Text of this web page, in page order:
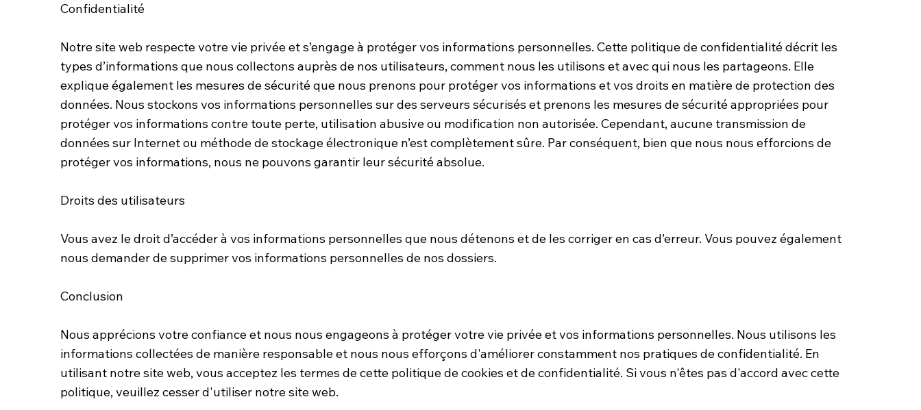
Confidentialité
Notre site web respecte votre vie privée et s’engage à protéger vos informations personnelles. Cette politique de confidentialité décrit les
types d’informations que nous collectons auprès de nos utilisateurs, comment nous les utilisons et avec qui nous les partageons. Elle
explique également les mesures de sécurité que nous prenons pour protéger vos informations et vos droits en matière de protection des
données. Nous stockons vos informations personnelles sur des serveurs sécurisés et prenons les mesures de sécurité appropriées pour
protéger vos informations contre toute perte, utilisation abusive ou modification non autorisée. Cependant, aucune transmission de
données sur Internet ou méthode de stockage électronique n’est complètement sûre. Par conséquent, bien que nous nous efforcions de
protéger vos informations, nous ne pouvons garantir leur sécurité absolue.
Droits des utilisateurs
Vous avez le droit d’accéder à vos informations personnelles que nous détenons et de les corriger en cas d’erreur. Vous pouvez également
nous demander de supprimer vos informations personnelles de nos dossiers.
Conclusion
Nous apprécions votre confiance et nous nous engageons à protéger votre vie privée et vos informations personnelles. Nous utilisons les
informations collectées de manière responsable et nous nous efforçons d'améliorer constamment nos pratiques de confidentialité. En
utilisant notre site web, vous acceptez les termes de cette politique de cookies et de confidentialité. Si vous n'êtes pas d'accord avec cette
politique, veuillez cesser d'utiliser notre site web.